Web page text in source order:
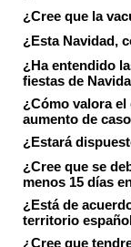
¿Cree que la
¿Esta Navidad,
¿Ha entendido
fiestas de
¿Cómo valora
aumento de
¿Estará
¿Cree que se
menos 15 días
¿Está de
territorio
¿Cree que